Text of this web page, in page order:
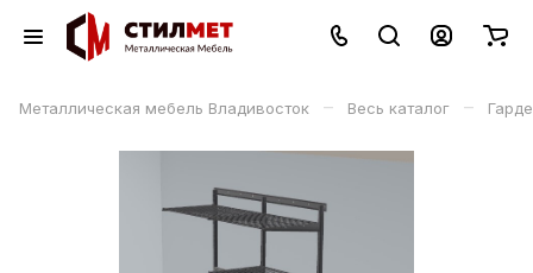
Металлическая мебель Владивосток – Весь каталог –